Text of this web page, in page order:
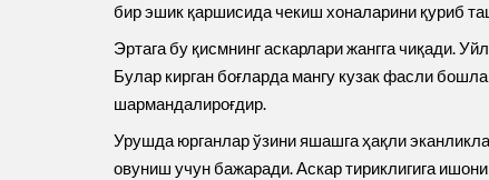
бир эшик қаршисида чекиш хоналарини қуриб
Эртага бу қисмнинг аскарлари жангга чиқади.
Булар кирган боғларда мангу кузак фасли
шармандалироғдир.
Урушда юрганлар ўзини яшашга ҳақли
овуниш учун бажаради. Аскар тириклигига